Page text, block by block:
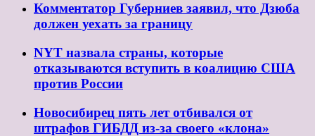
Комментатор Губерниев заявил, что Дзюба
должен уехать за границу
NYT назвала страны, которые
отказываются вступить в коалицию США
против России
Новосибирец пять лет отбивался от
штрафов ГИБДД из-за своего «клона»